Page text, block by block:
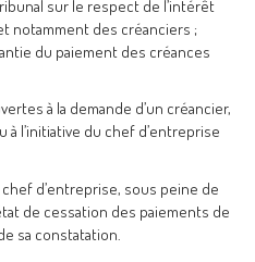
sur le respect de l’intérêt
notamment des créanciers ;
du paiement des créances
à la demande d’un créancier,
l’initiative du chef d’entreprise
d’entreprise, sous peine de
de cessation des paiements de
sa constatation.